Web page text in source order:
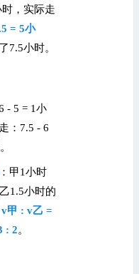
，实际走
= 5小
7.5小时。
- 5 = 1小
：7.5 - 6
甲1小时
1.5小时的
v甲 : v乙 =
: 2。